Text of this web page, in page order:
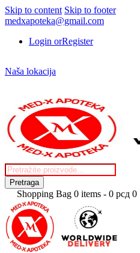
Skip to content Skip to footer
medxapoteka@gmail.com
Login orRegister
Naša lokacija
facebook
Products
search
Pretraga
Shopping Bag 0 items - 0 рсд 0